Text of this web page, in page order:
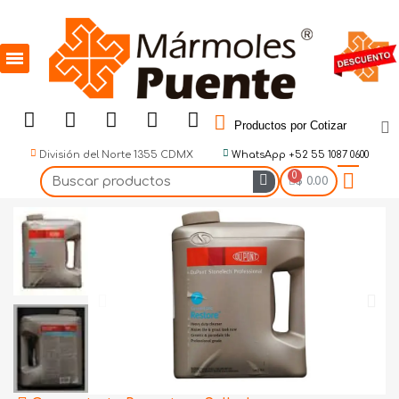
Productos por Cotizar
División del Norte 1355 CDMX WhatsApp +52 55 1087 0600
$ 0.00